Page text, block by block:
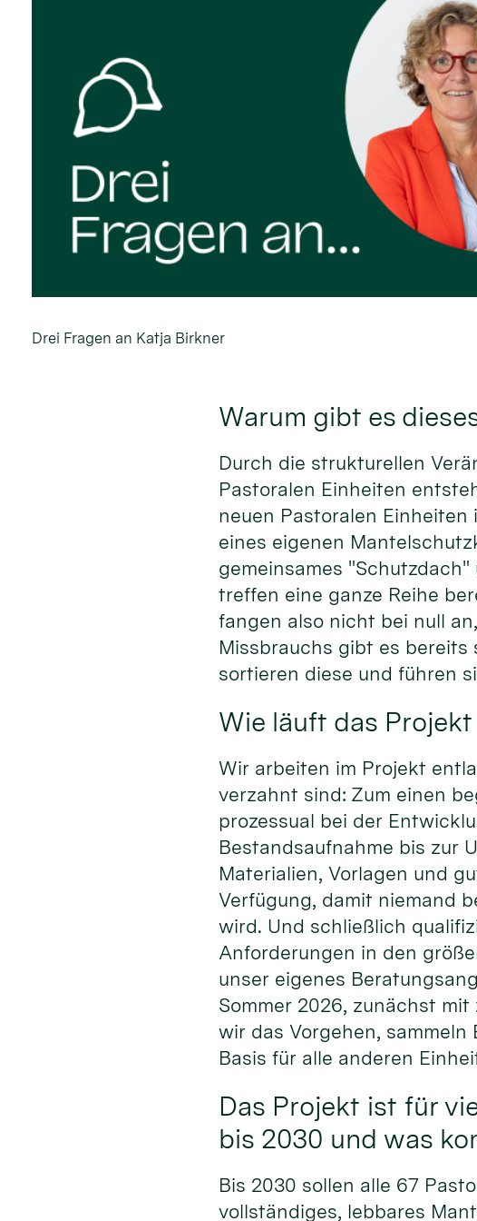
Drei Fragen an Katja Birkner
Warum gibt es
Durch die strukturellen
Pastoralen Einheiten
neuen Pastoralen
eines eigenen
gemeinsames
treffen eine ganze Reihe
fangen also nicht bei null
Missbrauchs gibt es bereits
sortieren diese und führen
Wie läuft das
Wir arbeiten im Projekt
verzahnt sind: Zum einen
prozessual bei der
Bestandsaufnahme bis zur
Materialien, Vorlagen und
Verfügung, damit niemand
wird. Und schließlich
Anforderungen in den
unser eigenes
Sommer 2026, zunächst
wir das Vorgehen,
Basis für alle anderen
Das Projekt ist für
bis 2030 und was
Bis 2030 sollen alle 67
vollständiges, lebbares